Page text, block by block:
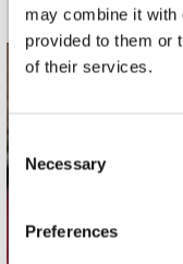
may combine it with
provided to them or
of their services.
Consent
Selection
Necessary
Preferences